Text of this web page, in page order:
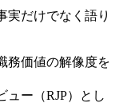
実だけでなく語り
務価値の解像度を
ュー（RJP）とし